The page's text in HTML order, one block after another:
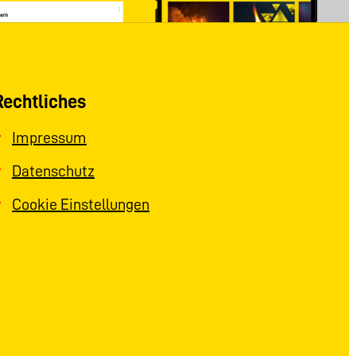
Impressum
Datenschutz
Cookie Einstellungen